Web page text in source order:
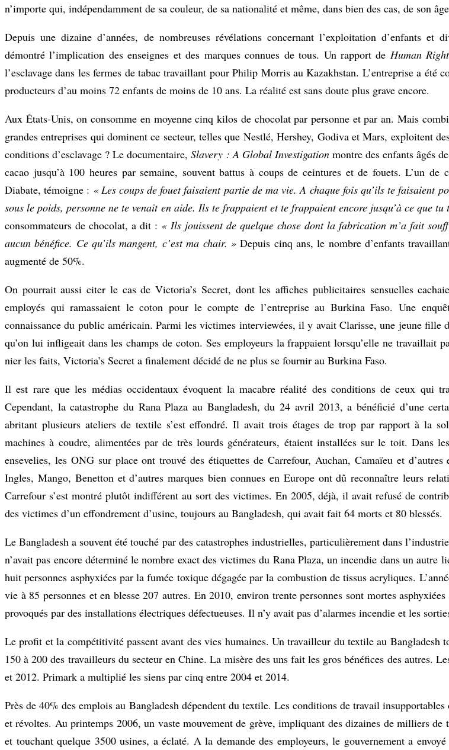
n’importe qui, indépendamment de sa couleur, de sa nationalité et même, dans bien des cas, de son
Depuis une dizaine d’années, de nombreuses révélations concernant l’exploitation d’enfants et
démontré l’implication des enseignes et des marques connues de tous. Un rapport de Human
l’esclavage dans les fermes de tabac travaillant pour Philip Morris au Kazakhstan. L’entreprise a été
producteurs d’au moins 72 enfants de moins de 10 ans. La réalité est sans doute plus grave encore.
Aux États-Unis, on consomme en moyenne cinq kilos de chocolat par personne et par an. Mais
grandes entreprises qui dominent ce secteur, telles que Nestlé, Hershey, Godiva et Mars, exploitent
conditions d’esclavage ? Le documentaire,Slavery : A Global Investigationmontre des enfants âgés
cacao jusqu’à 100 heures par semaine, souvent battus à coups de ceintures et de fouets. L’un de
Diabate, témoigne : « Les coups de fouet faisaient partie de ma vie. A chaque fois qu’ils te faisaient
sous le poids, personne ne te venait en aide. Ils te frappaient et te frappaient encore jusqu’à ce que tu
consommateurs de chocolat, a dit : « Ils jouissent de quelque chose dont la fabrication m’a fait
aucun bénéfice. Ce qu’ils mangent, c’est ma chair. »Depuis cinq ans, le nombre d’enfants
augmenté de 50%.
On pourrait aussi citer le cas de Victoria’s Secret, dont les affiches publicitaires sensuelles
employés qui ramassaient le coton pour le compte de l’entreprise au Burkina Faso. Une
connaissance du public américain. Parmi les victimes interviewées, il y avait Clarisse, une jeune fille
qu’on lui infligeait dans les champs de coton. Ses employeurs la frappaient lorsqu’elle ne travaillait
nier les faits, Victoria’s Secret a finalement décidé de ne plus se fournir au Burkina Faso.
Il est rare que les médias occidentaux évoquent la macabre réalité des conditions de ceux qui
Cependant, la catastrophe du Rana Plaza au Bangladesh, du 24 avril 2013, a bénéficié d’une
abritant plusieurs ateliers de textile s’est effondré. Il avait trois étages de trop par rapport à la
machines à coudre, alimentées par de très lourds générateurs, étaient installées sur le toit. Dans
ensevelies, les ONG sur place ont trouvé des étiquettes de Carrefour, Auchan, Camaïeu et
Ingles, Mango, Benetton et d’autres marques bien connues en Europe ont dû reconnaître leurs
Carrefour s’est montré plutôt indifférent au sort des victimes. En 2005, déjà, il avait refusé de
des victimes d’un effondrement d’usine, toujours au Bangladesh, qui avait fait 64 morts et 80 blessés.
Le Bangladesh a souvent été touché par des catastrophes industrielles, particulièrement dans
n’avait pas encore déterminé le nombre exact des victimes du Rana Plaza, un incendie dans un autre
huit personnes asphyxiées par la fumée toxique dégagée par la combustion de tissus acryliques.
vie à 85 personnes et en blesse 207 autres. En 2010, environ trente personnes sont mortes
provoqués par des installations électriques défectueuses. Il n’y avait pas d’alarmes incendie et les
Le profit et la compétitivité passent avant des vies humaines. Un travailleur du textile au Bangladesh
150 à 200 des travailleurs du secteur en Chine. La misère des uns fait les gros bénéfices des autres.
et 2012. Primark a multiplié les siens par cinq entre 2004 et 2014.
Près de 40% des emplois au Bangladesh dépendent du textile. Les conditions de travail
et révoltes. Au printemps 2006, un vaste mouvement de grève, impliquant des dizaines de milliers de
et touchant quelque 3500 usines, a éclaté. A la demande des employeurs, le gouvernement a